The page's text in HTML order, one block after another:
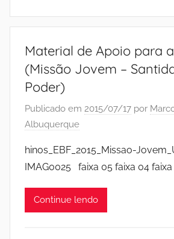
Material de Apoio para a
(Missão Jovem –
Poder)
Publicado em 2015/07/17 por
Albuquerque
hinos_EBF_2015_Missao-
IMAG0025 faixa 05 faixa 04
Continue lendo